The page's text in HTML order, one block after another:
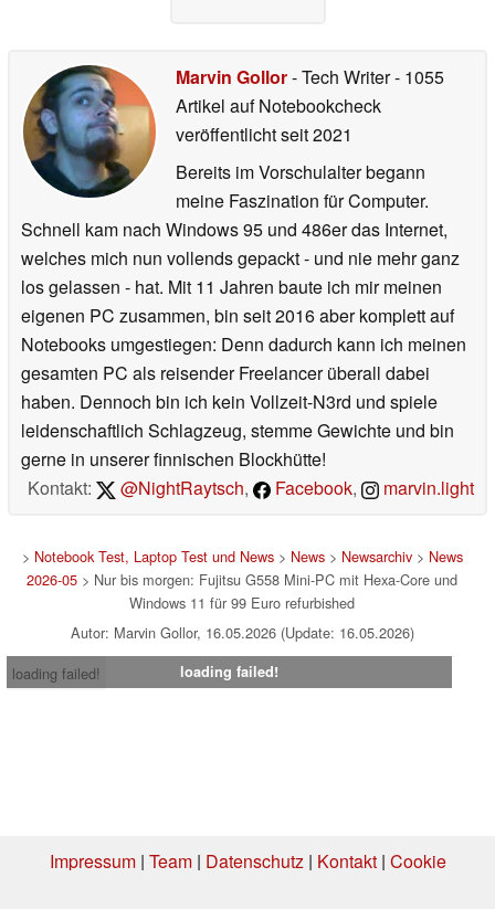
Marvin Gollor- Tech Writer- 1055
Artikel auf Notebookcheck
veröffentlichtseit 2021
Bereits im Vorschulalter begann
meine Faszination für Computer.
Schnell kam nach Windows 95 und 486er das Internet,
welches mich nun vollends gepackt - und nie mehr ganz
los gelassen - hat. Mit 11 Jahren baute ich mir meinen
eigenen PC zusammen, bin seit 2016 aber komplett auf
Notebooks umgestiegen: Denn dadurch kann ich meinen
gesamten PC als reisender Freelancer überall dabei
haben. Dennoch bin ich kein Vollzeit-N3rd und spiele
leidenschaftlich Schlagzeug, stemme Gewichte und bin
gerne in unserer finnischen Blockhütte!
Kontakt:
@NightRaytsch, Facebook, marvin.light
> Notebook Test, Laptop Test und News> News> Newsarchiv> News
2026-05 > Nur bis morgen: Fujitsu G558 Mini-PC mit Hexa-Core und
Windows 11 für 99 Euro refurbished
Autor: Marvin Gollor, 16.05.2026 (Update: 16.05.2026)
loading failed!
loading failed!
Impressum| Team| Datenschutz| Kontakt| Cookie